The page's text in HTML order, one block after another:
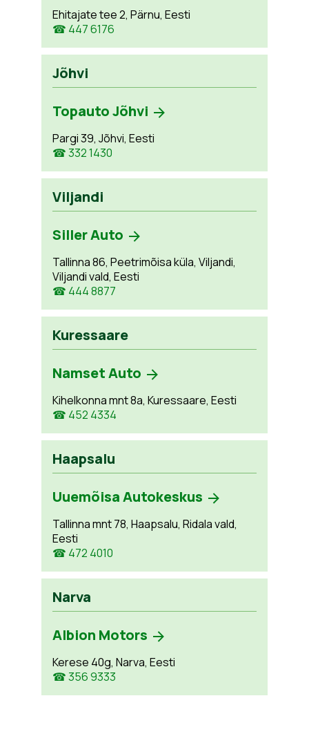
Ehitajate tee 2, Pärnu, Eesti
☎ 447 6176
Jõhvi
Topauto Jõhvi
Pargi 39, Jõhvi, Eesti
☎ 332 1430
Viljandi
Siller Auto
Tallinna 86, Peetrimõisa küla, Viljandi,
Viljandi vald, Eesti
☎ 444 8877
Kuressaare
Namset Auto
Kihelkonna mnt 8a, Kuressaare, Eesti
☎ 452 4334
Haapsalu
Uuemõisa Autokeskus
Tallinna mnt 78, Haapsalu, Ridala vald,
Eesti
☎ 472 4010
Narva
Albion Motors
Kerese 40g, Narva, Eesti
☎ 356 9333